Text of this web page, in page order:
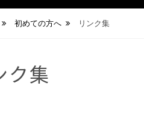
初めての方へ リンク集
ク集